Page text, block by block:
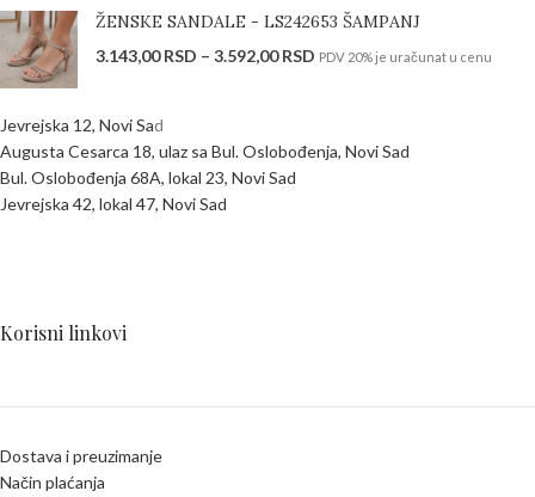
ŽENSKE SANDALE - LS242653 ŠAMPANJ
3.143,00RSD – 3.592,00RSD PDV 20% je uračunat u cenu
Jevrejska 12, Novi Sad
Augusta Cesarca 18, ulaz sa Bul. Oslobođenja, Novi Sad
Bul. Oslobođenja 68A, lokal 23, Novi Sad
Jevrejska 42, lokal 47, Novi Sad
Korisni linkovi
Dostava i preuzimanje
Način plaćanja